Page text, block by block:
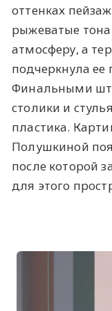
оттенках
рыжеватые
атмосферу, а
подчеркнула
Финальными
столики и
пластика.
Полушкиной
после которой
для этого